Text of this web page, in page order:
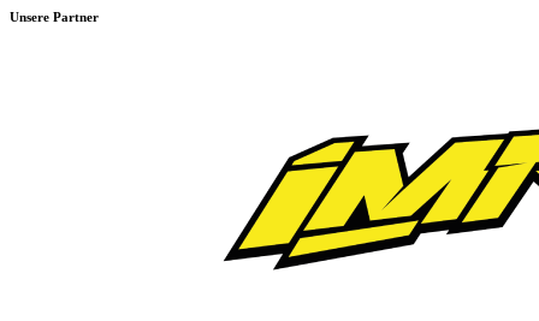
Unsere Partner